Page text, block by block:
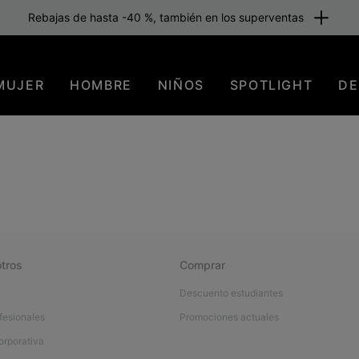
Rebajas de hasta -40 %, también en los superventas
HOMBRE NIÑOS SPOTLIGHT
Comprar
Descuento estudiantes
Promociones actuales